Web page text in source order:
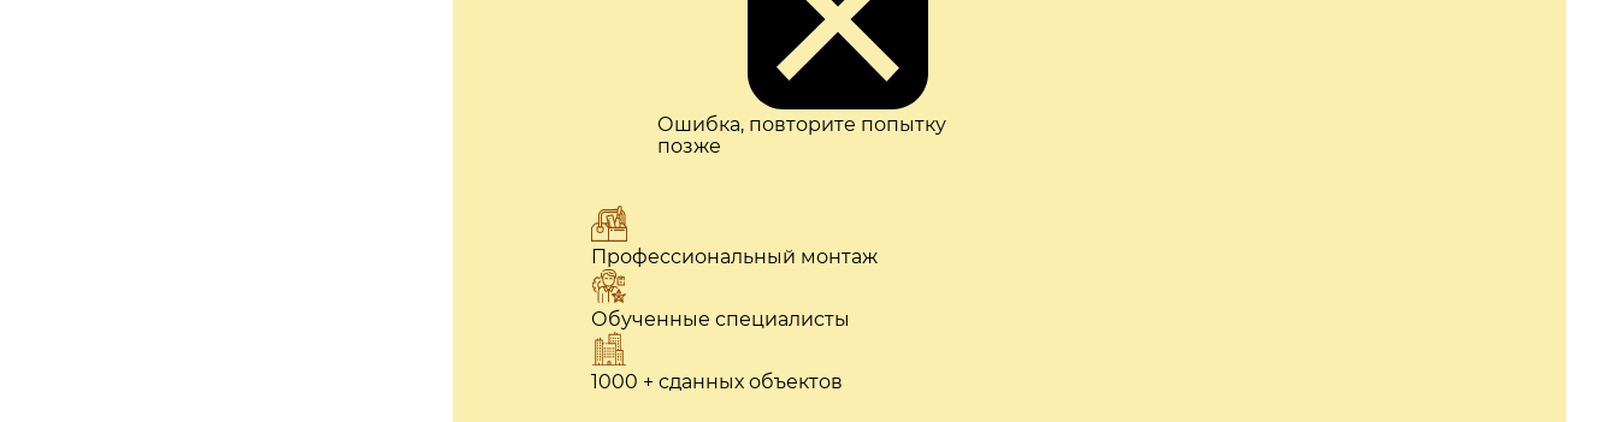
Ошибка, повторите попытку
позже
Профессиональный монтаж
Обученные специалисты
1000 + сданных объектов